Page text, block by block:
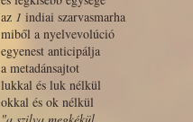
az 1 indiai szarvasmarha
miből a nyelvevolúció
egyenest anticipálja
a metadánsajtot
lukkal és luk nélkül
okkal és ok nélkül